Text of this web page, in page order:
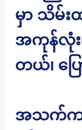
မှာ သိမ်း
အကုန်လုံးရှ
တယ်၊ ပြေ
အသက်ကတ